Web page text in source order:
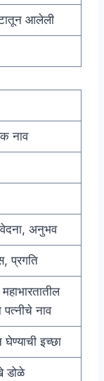
आलेली
नाव
अनुभव
प्रगति
पत्नीचे नाव
इच्छा
डोळे